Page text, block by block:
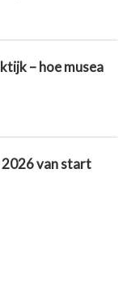
– hoe musea
van start